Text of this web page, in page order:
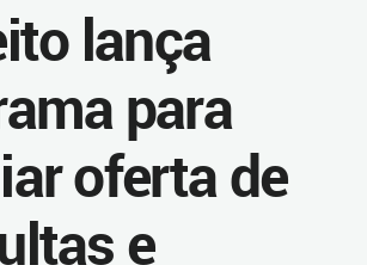
lança
para
oferta de
e